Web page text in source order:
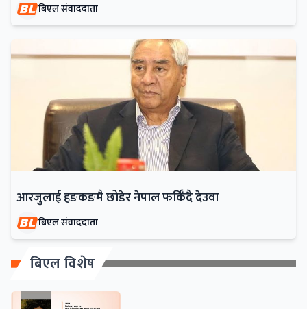
बिएल संवाददाता
आरजुलाई हङकङमै छोडेर नेपाल फर्किँदै देउवा
बिएल संवाददाता
बिएल विशेष